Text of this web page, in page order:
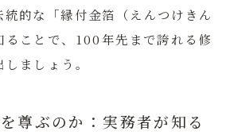
的な「縁付金箔（えんつけきん
ることで、100年先まで誇れる修
ましょう。
尊ぶのか：実務者が知る